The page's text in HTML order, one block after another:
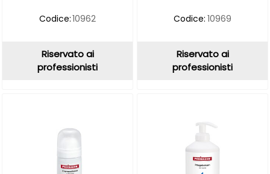
Codice:10962
Riservato ai
professionisti
Codice: 10969
Riservato ai
professionisti